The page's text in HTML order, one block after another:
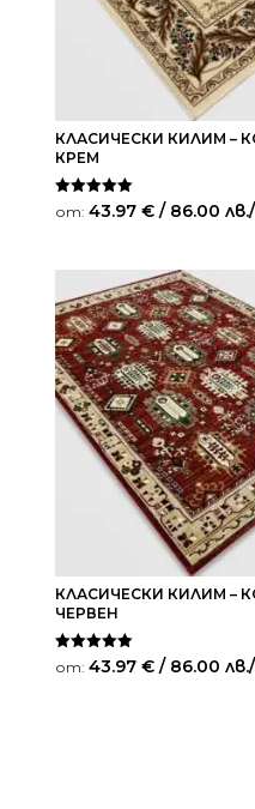
КЛАСИЧЕСКИ КИЛИМ –
КРЕМ
Оценено на
5.00
от: 43.97 € / 86.00 лв.
КЛАСИЧЕСКИ КИЛИМ –
ЧЕРВЕН
Оценено на
5.00
от: 43.97 € / 86.00 лв.